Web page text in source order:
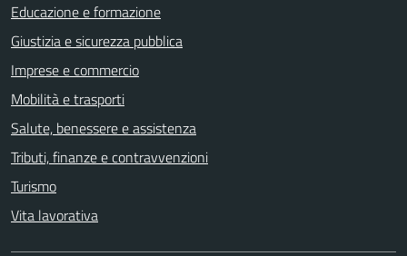
Educazione e formazione
Giustizia e sicurezza pubblica
Imprese e commercio
Mobilità e trasporti
Salute, benessere e assistenza
Tributi, finanze e contravvenzioni
Turismo
Vita lavorativa